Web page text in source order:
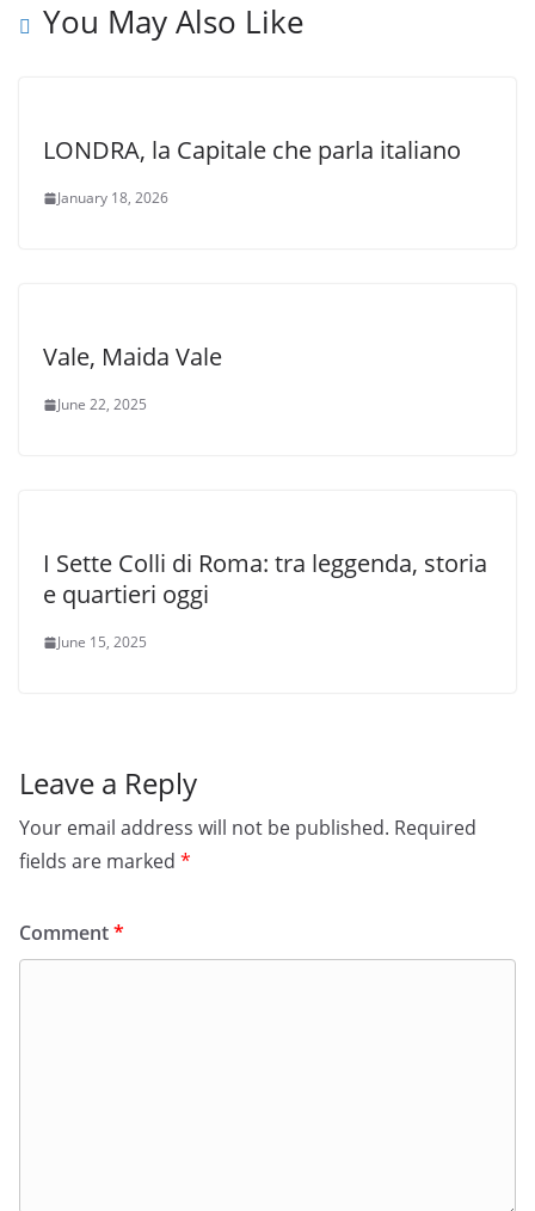
You May Also Like
LONDRA, la Capitale che parla italiano
January 18, 2026
Vale, Maida Vale
June 22, 2025
I Sette Colli di Roma: tra leggenda, storia
e quartieri oggi
June 15, 2025
Leave a Reply
Your email address will not be published. Required
fields are marked *
Comment*